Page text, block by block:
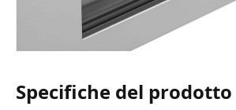
Specifiche del prodotto